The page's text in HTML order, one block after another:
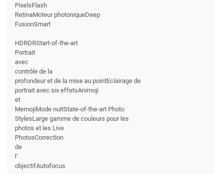
PixelsFlash
RetinaMoteur photoniqueDeep
FusionSmart
HDRDRStart-of-the-art
Portrait
avec
contrôle de la
profondeur et de la mise au pointEclairage de
portrait avec six effetsAnimoji
et
MemojiMode nuitState-of-the-art Photo
StylesLarge gamme de couleurs pour les
photos et les Live
PhotosCorrection
de
l'
objectifAutofocus